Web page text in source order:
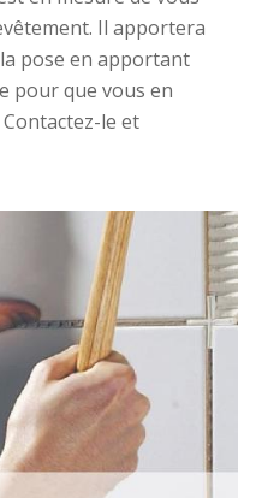
Il apportera
pose en apportant
pour que vous en
le et